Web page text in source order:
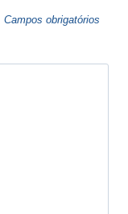
Campos obrigatórios